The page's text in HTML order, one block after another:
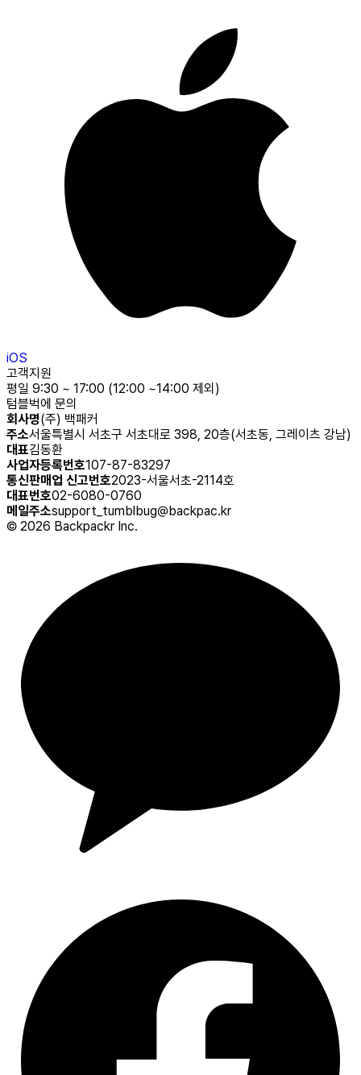
iOS
고객지원
평일 9:30 ~ 17:00 (12:00 ~14:00 제외)
텀블벅에 문의
회사명(주) 백패커
주소서울특별시 서초구 서초대로 398, 20층(서초동, 그레이츠 강남)
대표김동환
사업자등록번호107-87-83297
통신판매업 신고번호2023-서울서초-2114호
대표번호02-6080-0760
메일주소support_tumblbug@backpac.kr
© 2026 Backpackr Inc.